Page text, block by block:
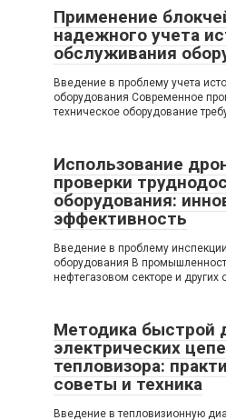
Применение
надежного учета
обслуживания
Введение в проблему учета
оборудования Современное
техническое оборудование
Использование
проверки
оборудования:
эффективность
Введение в проблему
оборудования В
нефтегазовом секторе и других
Методика быстрой
электрических
тепловизора:
советы и техника
Введение в тепловизионную